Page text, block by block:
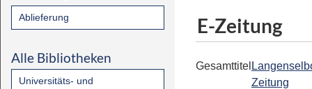
Ablieferung
Alle Bibliotheken
Universitäts- und
E-Zeitung
Gesamttitel
Zeitung